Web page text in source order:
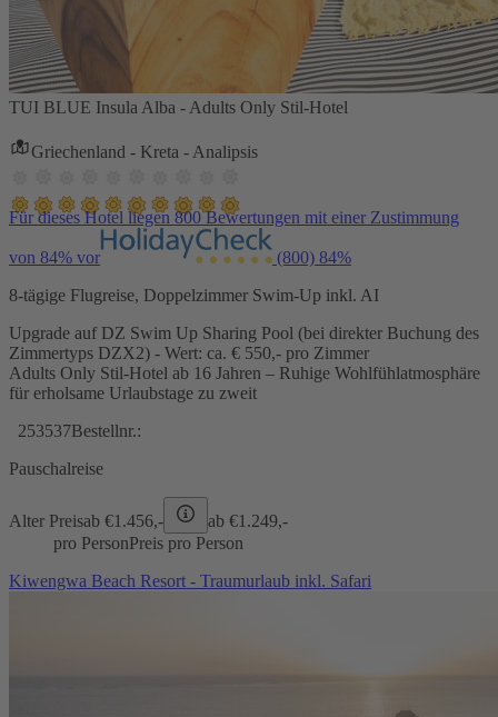
TUI BLUE Insula Alba - Adults Only Stil-Hotel
Griechenland - Kreta - Analipsis
Für dieses Hotel liegen 800 Bewertungen mit einer Zustimmung
von 84% vor (800) 84%
8-tägige Flugreise, Doppelzimmer Swim-Up inkl. AI
Upgrade auf DZ Swim Up Sharing Pool (bei direkter Buchung des
Zimmertyps DZX2) - Wert: ca. € 550,- pro Zimmer
Adults Only Stil-Hotel ab 16 Jahren – Ruhige Wohlfühlatmosphäre
für erholsame Urlaubstage zu zweit
253537Bestellnr.:
Pauschalreise
Alter Preisab €1.456,- ab €1.249,-
pro PersonPreis pro Person
Kiwengwa Beach Resort - Traumurlaub inkl. Safari